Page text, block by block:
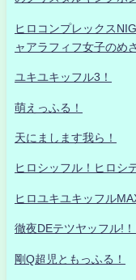
ヒロコンプレックス
ャアラフィフ女子のめ
ユキユキッフル3！
萌えっふる！
天にまします我ら！
ヒロシッフル！ヒロシ
ヒロユキユキッフル
徹夜DEテツヤッフル!
剛Q超児ともっふる！